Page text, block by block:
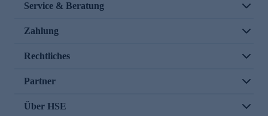
Service & Beratung
Zahlung
Rechtliches
Partner
Über HSE